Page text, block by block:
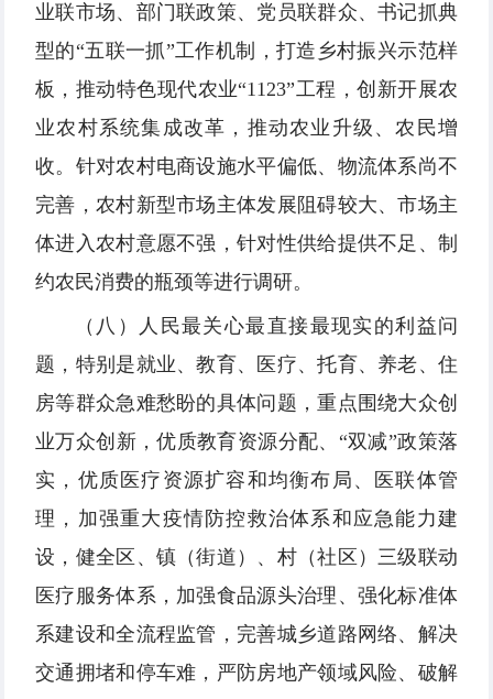
业联市场、部门联政策、党员联群众、书记抓典
型的“五联一抓”工作机制，打造乡村振兴示范样
板，推动特色现代农业“1123”工程，创新开展农
业农村系统集成改革，推动农业升级、农民增
收。针对农村电商设施水平偏低、物流体系尚不
完善，农村新型市场主体发展阻碍较大、市场主
体进入农村意愿不强，针对性供给提供不足、制
约农民消费的瓶颈等进行调研。
（八）人民最关心最直接最现实的利益问
题，特别是就业、教育、医疗、托育、养老、住
房等群众急难愁盼的具体问题，重点围绕大众创
业万众创新，优质教育资源分配、“双减”政策落
实，优质医疗资源扩容和均衡布局、医联体管
理，加强重大疫情防控救治体系和应急能力建
设，健全区、镇（街道）、村（社区）三级联动
医疗服务体系，加强食品源头治理、强化标准体
系建设和全流程监管，完善城乡道路网络、解决
交通拥堵和停车难，严防房地产领域风险、破解